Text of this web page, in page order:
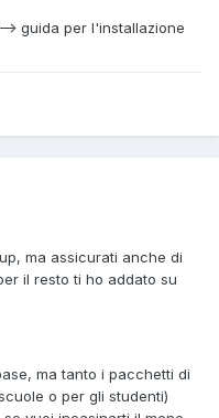
--> guida per l'installazione
ma assicurati anche di
il resto ti ho addato su
ma tanto i pacchetti di
o per gli studenti)